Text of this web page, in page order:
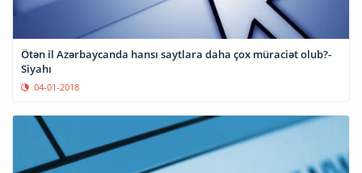
Ötən il Azərbaycanda hansı saytlara daha çox müraciət olub?-
Siyahı
04-01-2018